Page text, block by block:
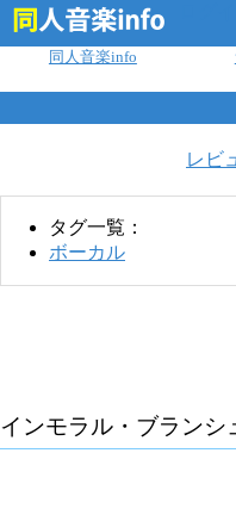
同人音楽info
レビ
タグ一覧：
ボーカル
インモラル・ブランシ